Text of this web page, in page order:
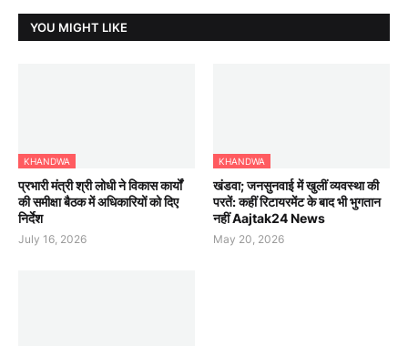
YOU MIGHT LIKE
KHANDWA
प्रभारी मंत्री श्री लोधी ने विकास कार्यों
की समीक्षा बैठक में अधिकारियों को दिए
निर्देश
July 16, 2026
KHANDWA
खंडवा; जनसुनवाई में खुलीं व्यवस्था की
परतें: कहीं रिटायरमेंट के बाद भी भुगतान
नहीं Aajtak24 News
May 20, 2026